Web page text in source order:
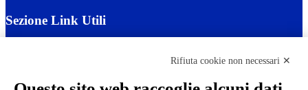
Sezione Link Utili
Ufficio Relazioni con il Pubblico
Rifiuta cookie non necessari ✕